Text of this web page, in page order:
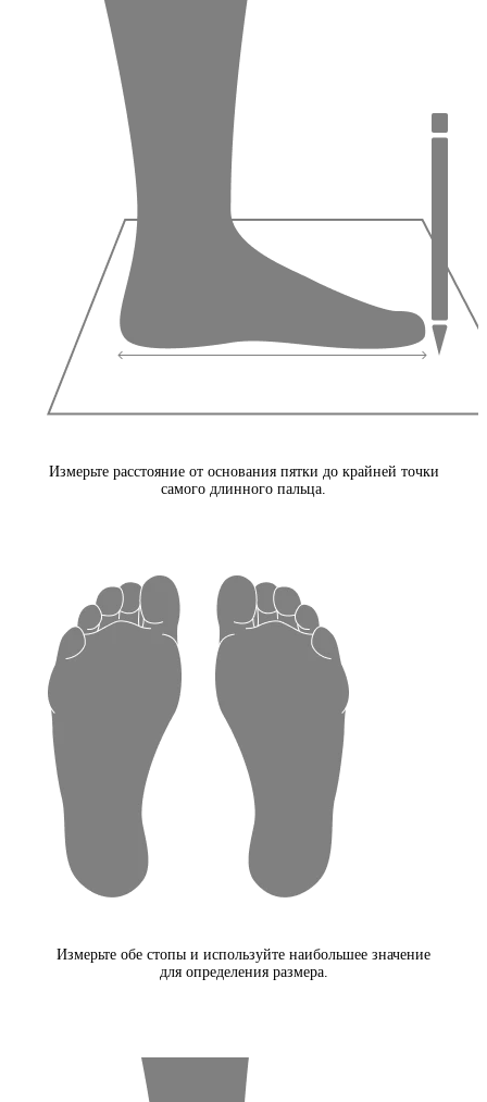
Измерьте расстояние от основания пятки до крайней точки
самого длинного пальца.
Измерьте обе стопы и используйте наибольшее значение
для определения размера.